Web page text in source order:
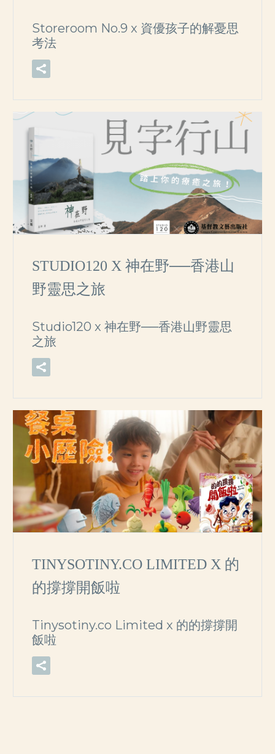
Storeroom No.9 x 資優孩子的解憂思
考法
STUDIO120 X 神在野──香港山
野靈思之旅
Studio120 x 神在野──香港山野靈思
之旅
TINYSOTINY.CO LIMITED X 的
的撐撐開飯啦
Tinysotiny.co Limited x 的的撐撐開
飯啦